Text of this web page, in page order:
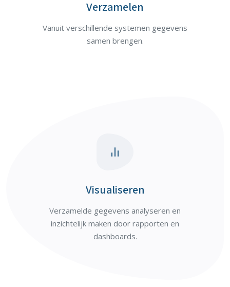
Verzamelen
Vanuit verschillende systemen gegevens
samen brengen.
Visualiseren
Verzamelde gegevens analyseren en
inzichtelijk maken door rapporten en
dashboards.